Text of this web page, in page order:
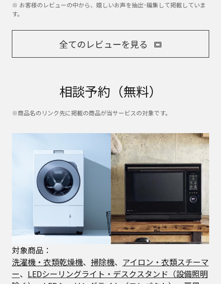
※ お客様のレビューの中から、嬉しいお声を抽出･編集して掲載していま
す。
全てのレビューを見る
相談予約（無料）
※商品名のリンク先に掲載の商品が当サービスの対象です。
対象商品：
洗濯機・衣類乾燥機、 掃除機、 アイロン・衣類スチーマ
ー、 LEDシーリングライト・デスクスタンド（設備照明